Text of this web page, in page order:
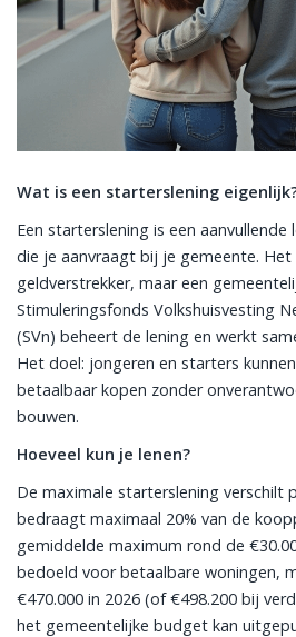
Wat is een starterslening
Een starterslening is een
die je aanvraagt bij je gemeente.
geldverstrekker, maar een
Stimuleringsfonds Volkshuisvesting
(SVn) beheert de lening en werkt
Het doel: jongeren en starters
betaalbaar kopen zonder
bouwen.
Hoeveel kun je lenen?
De maximale starterslening verschilt
bedraagt maximaal 20% van de
gemiddelde maximum rond de
bedoeld voor betaalbare woningen,
€470.000 in 2026 (of €498.200 bij
het gemeentelijke budget kan